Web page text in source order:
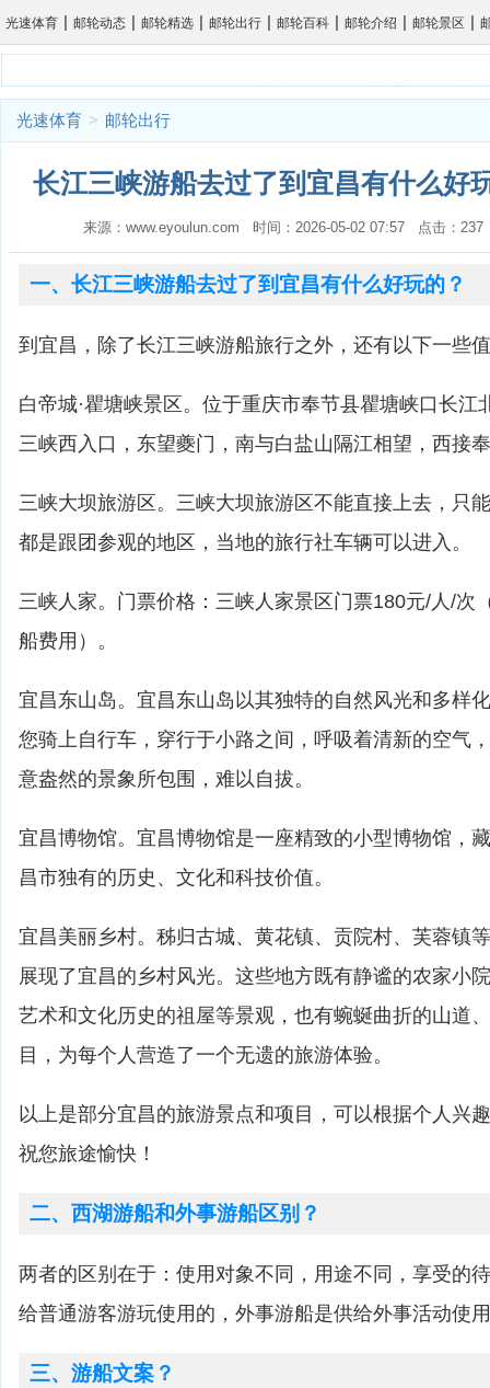
光速体育 | 邮轮动态 | 邮轮精选 | 邮轮出行 | 邮轮百科 | 邮轮介绍 | 邮轮景区 |
光速体育 > 邮轮出行
长江三峡游船去过了到宜昌有什么好
来源：www.eyoulun.com 时间：2026-05-02 07:57 点击：
一、长江三峡游船去过了到宜昌有什么好玩的？
到宜昌，除了长江三峡游船旅行之外，还有以下一些
白帝城·瞿塘峡景区。位于重庆市奉节县瞿塘峡口长江
三峡西入口，东望夔门，南与白盐山隔江相望，西接
三峡大坝旅游区。三峡大坝旅游区不能直接上去，只
都是跟团参观的地区，当地的旅行社车辆可以进入。
三峡人家。门票价格：三峡人家景区门票180元/人/次
船费用）。
宜昌东山岛。宜昌东山岛以其独特的自然风光和多样
您骑上自行车，穿行于小路之间，呼吸着清新的空气
意盎然的景象所包围，难以自拔。
宜昌博物馆。宜昌博物馆是一座精致的小型博物馆，
昌市独有的历史、文化和科技价值。
宜昌美丽乡村。秭归古城、黄花镇、贡院村、芙蓉镇
展现了宜昌的乡村风光。这些地方既有静谧的农家小
艺术和文化历史的祖屋等景观，也有蜿蜒曲折的山道
目，为每个人营造了一个无遗的旅游体验。
以上是部分宜昌的旅游景点和项目，可以根据个人兴
祝您旅途愉快！
二、西湖游船和外事游船区别？
两者的区别在于：使用对象不同，用途不同，享受的
给普通游客游玩使用的，外事游船是供给外事活动使
三、游船文案？